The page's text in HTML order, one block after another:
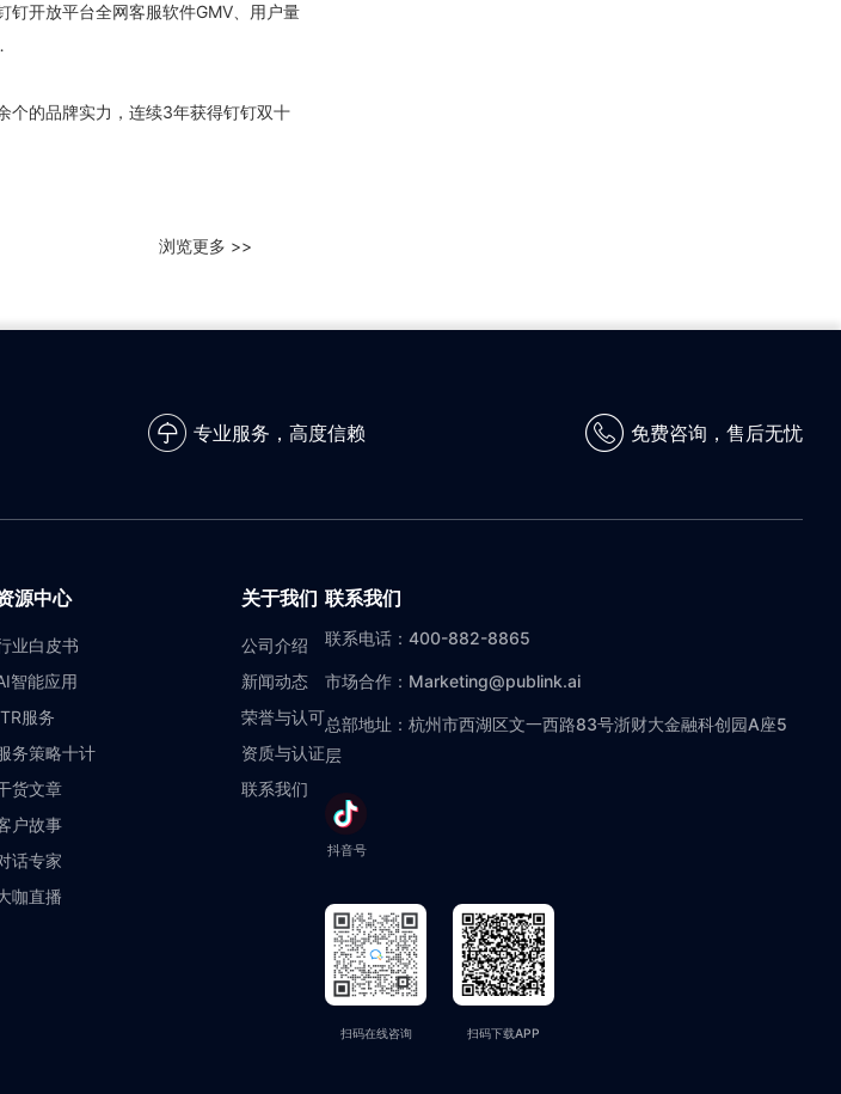
钉开放平台全网客服软件GMV、用户量
个的品牌实力，连续3年获得钉钉双十
浏览更多 >>
专业服务，高度信赖 免费咨询，售后无忧
源中心
业白皮书
智能应用
服务
务策略十计
货文章
户故事
话专家
咖直播
关于我们
公司介绍
新闻动态
荣誉与认可
资质与认证
联系我们
联系我们
联系电话：400-882-8865
市场合作：Marketing@publink.ai
总部地址：杭州市西湖区文一西路83号浙财大金融科创园A座5
层
抖音号
扫码在线咨询 扫码下载APP